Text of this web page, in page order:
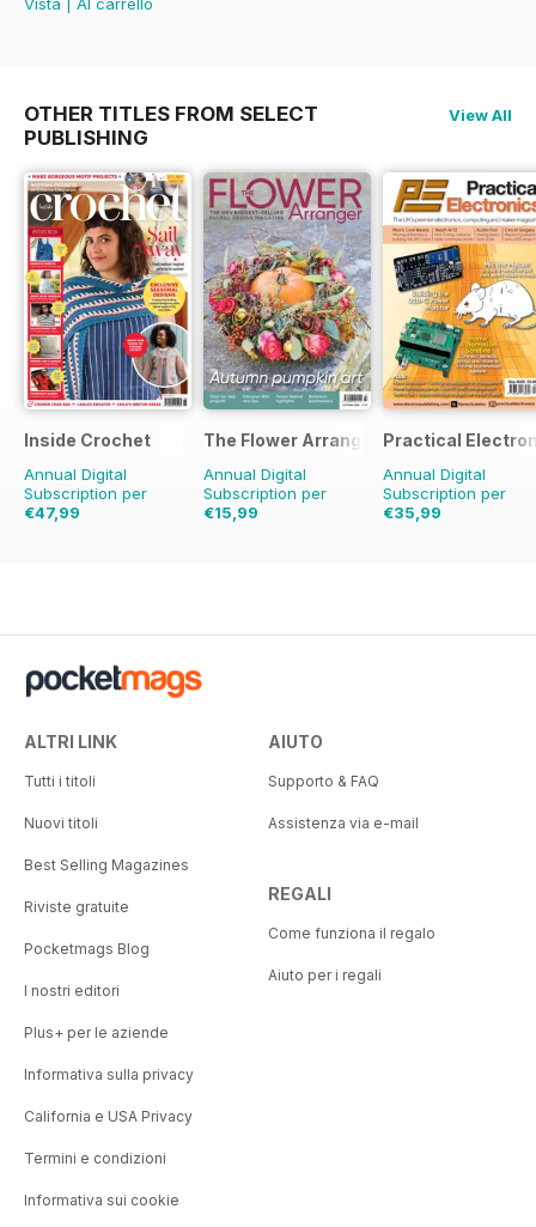
OTHER TITLES FROM SELECT
PUBLISHING
View All
Inside Crochet
Annual Digital
Subscription per
€47,99
The Flower Arranger
Annual Digital
Subscription per
€15,99
Practical
Annual Digital
Subscription per
€35,99
ALTRI LINK
Tutti i titoli
Nuovi titoli
Best Selling Magazines
Riviste gratuite
Pocketmags Blog
I nostri editori
Plus+ per le aziende
Informativa sulla privacy
California e USA Privacy
Termini e condizioni
Informativa sui cookie
AIUTO
Supporto & FAQ
Assistenza via e-mail
REGALI
Come funziona il regalo
Aiuto per i regali